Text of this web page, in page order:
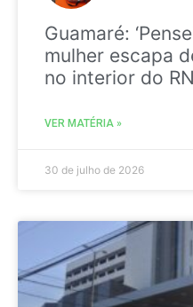
Guamaré:
mulher escapa
no interior do RN
VER MATÉRIA »
30 de julho de 2026